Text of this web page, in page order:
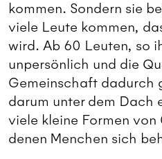
kommen. Sondern sie
viele Leute kommen,
wird. Ab 60 Leuten, so
unpersönlich und die
Gemeinschaft dadurch
darum unter dem Dach
viele kleine Formen
denen Menchen sich